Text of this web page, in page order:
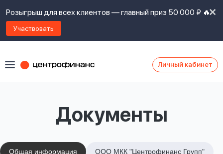
Розыгрыш для всех клиентов — главный приз 50 000 ₽ 🔥
Участвовать
Личный кабинет
Документы
Общая информация ООО МКК "Центрофинанс Групп"
ознакомлен
предоставления
займов,